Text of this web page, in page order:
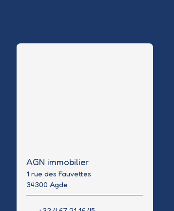
AGN immobilier
1 rue des Fauvettes
34300 Agde